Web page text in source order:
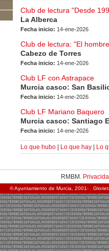
Club de lectura "Desde
La Alberca
Fecha inicio: 14-ene-2026
Club de lectura: "El
Cabezo de Torres
Fecha inicio: 14-ene-2026
Club LF con Astrapace
Murcia casco: San
Fecha inicio: 14-ene-2026
Club LF Mariano Baquero
Murcia casco: Santiago
Fecha inicio: 14-ene-2026
Lo que hubo Lo que hay Lo
RMBM.
© Ayuntamiento de Murcia, 2001- .